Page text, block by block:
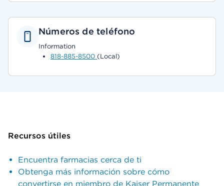
Números de teléfono
Information
818-885-8500 (Local)
Recursos útiles
Encuentra farmacias cerca de ti
Obtenga más información sobre cómo
convertirse en miembro de Kaiser Permanente